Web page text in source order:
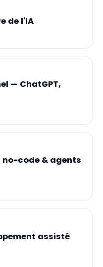
de l'IA
— ChatGPT,
code & agents
assisté